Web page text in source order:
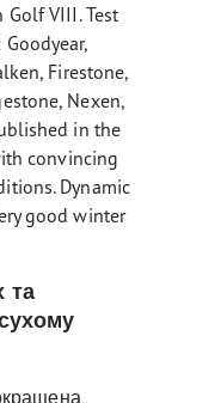
Golf VIII. Test
Firestone,
Nexen,
in the
convincing
Dynamic
good winter
та